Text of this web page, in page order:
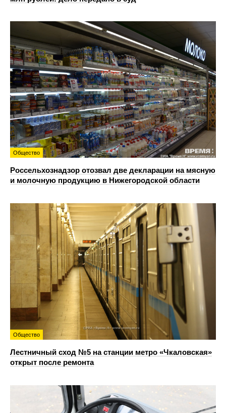
Общество
Россельхознадзор отозвал две декларации на мясную
и молочную продукцию в Нижегородской области
Общество
Лестничный сход №5 на станции метро «Чкаловская»
открыт после ремонта